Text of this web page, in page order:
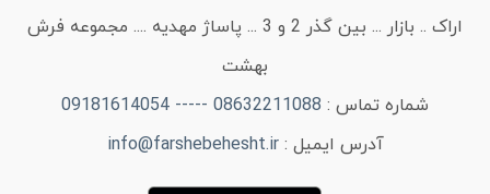
اراک .. بازار ... بین گذر 2 و 3 ... پاساژ مهدیه .... مجموعه فرش
بهشت
شماره تماس : 08632211088 ----- 09181614054
آدرس ایمیل :info@farshebehesht.ir